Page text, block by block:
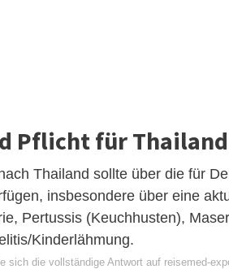
Pflicht für
Thailand sollte über die für
insbesondere über eine
Pertussis (Keuchhusten),
Kinderlähmung.
sich die vollständige Antwort auf reisemed-